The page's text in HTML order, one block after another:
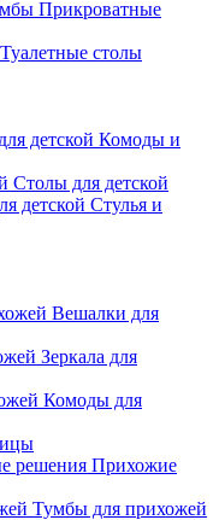
Прикроватные
Туалетные столы
Комоды и
Столы для детской
Стулья и
Вешалки для
Зеркала для
Комоды для
Прихожие
Тумбы для прихожей